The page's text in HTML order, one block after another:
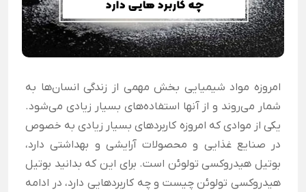
امروزه مواد شیمیایی بخش مهمی از زندگی انسان‌ها به
شمار می‌روند و از آنها استفاده‌های بسیار زیادی می‌شود.
یکی از موادی که امروزه کاربردهای بسیار زیادی به خصوص
در صنایع غذایی و محصولات آرایشی و بهداشتی دارد،
بوتیل هیدروکسی تولوئن است. برای این که بدانید بوتیل
هیدروکسی تولوئن چیست و چه کاربردهایی دارد، در ادامه